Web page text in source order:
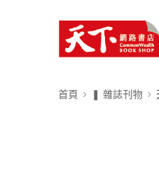
首頁 ❚ 雜誌刊物